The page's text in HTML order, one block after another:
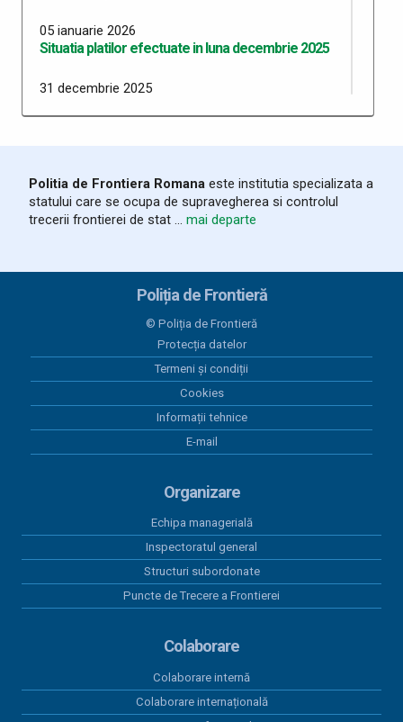
05 ianuarie 2026
Situatia platilor efectuate in luna decembrie 2025
31 decembrie 2025
09 octombrie 2025
Situatia platilor efectuate in luna septembrie 2025
Situatia platilor efectuate in luna iulie 2025
Situația plăților efectuate in luna iunie 2025
06 iunie 2025
Situația plăților efectuate in luna mai 2025
Politia de Frontiera Romana este institutia specializata a
statului care se ocupa de supravegherea si controlul
trecerii frontierei de stat ... mai departe
Poliția de Frontieră
© Poliția de Frontieră
Protecția datelor
Termeni și condiții
Cookies
Informații tehnice
E-mail
Organizare
Echipa managerială
Inspectoratul general
Structuri subordonate
Puncte de Trecere a Frontierei
Colaborare
Colaborare internă
Colaborare internațională